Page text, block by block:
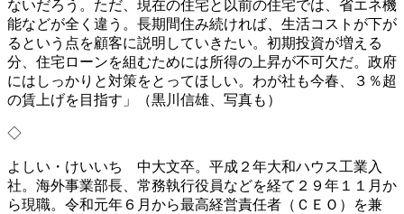
ないだろう。ただ、現在の住宅と以前の住宅では、省エネ機
能などが全く違う。長期間住み続ければ、生活コストが下が
るという点を顧客に説明していきたい。初期投資が増える
分、住宅ローンを組むためには所得の上昇が不可欠だ。政府
にはしっかりと対策をとってほしい。わが社も今春、３％超
の賃上げを目指す」（黒川信雄、写真も）
◇
よしい・けいいち 中大文卒。平成２年大和ハウス工業入
社。海外事業部長、常務執行役員などを経て２９年１１月か
ら現職。令和元年６月から最高経営責任者（ＣＥＯ）を兼